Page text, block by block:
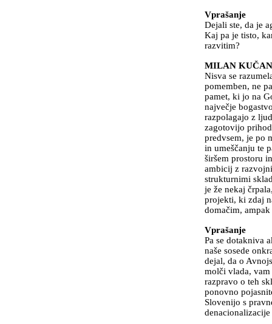
Vprašanje
Dejali ste, da je
Kaj pa je tisto,
razvitim?
MILAN KUČAN
Nisva se
pomemben, ne
pamet, ki jo na
največje
razpolagajo z
zagotovijo
predvsem, je po
in umeščanju te
širšem prostoru
ambicij z
strukturnimi
je že nekaj
projekti, ki zdaj
domačim,
Vprašanje
Pa se dotakniva
naše sosede
dejal, da o
molči vlada, vam
razpravo o teh
ponovno
Slovenijo s